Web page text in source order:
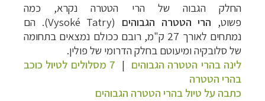
החלק הגבוה של הרי הטטרה נקרא, כמה
פשוט, הרי הטטרה הגבוהים (
Vysoké Tatry). הם
נמתחים לאורך 27 ק"מ, רובם ככולם נמצאים בתחומה
של סלובקיה ומיעוטם בחלק הדרומי של פולין.
לינה בהרי הטטרה הגבוהים |
7 מסלולים לטיול כוכב
בהרי הטטרה
כתבה על טיול בהרי הטטרה הגבוהים